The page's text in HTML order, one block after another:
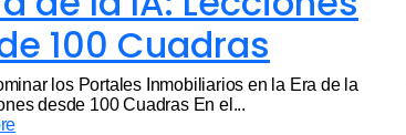
100 Cuadras
los Portales Inmobiliarios en la Era de la
desde 100 Cuadras En el...